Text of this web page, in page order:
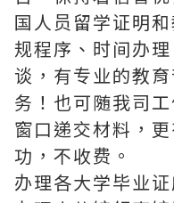
国人员留学证明
规程序、时间办
谈，有专业的教
务！也可随我司
窗口递交材料，
功，不收费。
办理各大学毕业